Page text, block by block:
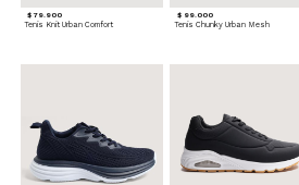
$ 79.900
Tenis Knit Urban Comfort
$ 99.000
Tenis Chunky Urban Mesh